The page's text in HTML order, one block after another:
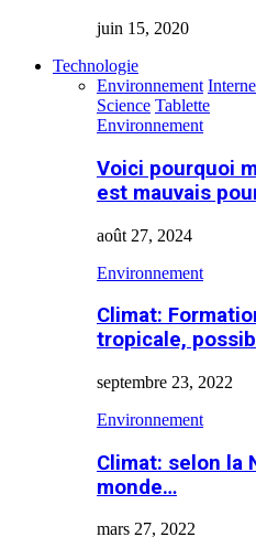
juin 15, 2020
Technologie
Environnement
Science Tablette
Environnement
Voici pourquoi
est mauvais
août 27, 2024
Environnement
Climat:
tropicale,
septembre 23, 2022
Environnement
Climat: selon la
monde…
mars 27, 2022